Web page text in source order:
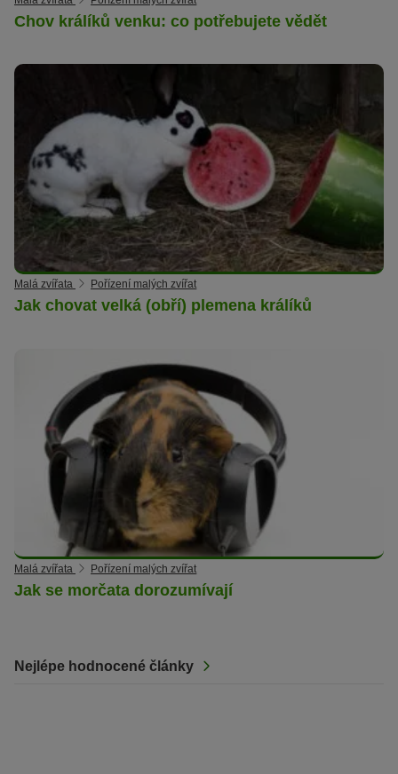
Chov králíků venku: co potřebujete vědět
Malá zvířata Pořízení malých zvířat
Jak chovat velká (obří) plemena králíků
Malá zvířata Pořízení malých zvířat
Jak se morčata dorozumívají
Nejlépe hodnocené články